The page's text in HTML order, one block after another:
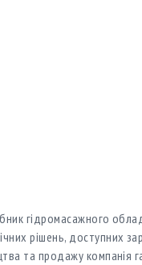
гідромасажного
рішень, доступних
та продажу компанія